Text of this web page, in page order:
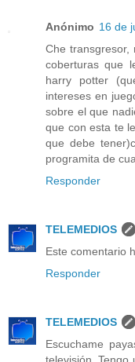
Anónimo 16 de
Che transgresor,
coberturas que
harry potter
intereses en
sobre el que
que con esta te
que debe
programita de
Responder
TELEMEDIOS
Este comentario
Responder
TELEMEDIOS
Escuchame